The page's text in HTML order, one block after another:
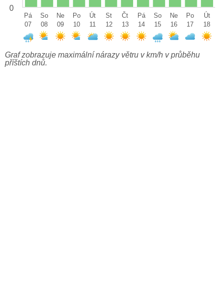
0
Pá
07
So
08
Ne
09
Po
10
Út
11
St
12
Čt
13
Pá
14
So
15
Ne
16
Po
17
Út
18
Graf zobrazuje maximální nárazy větru v km/h v průběhu
příštích dnů.